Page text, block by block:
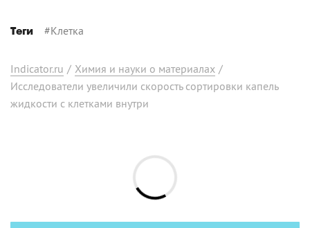
Теги #Клетка
Indicator.ru / Химия и науки о материалах /
Исследователи увеличили скорость сортировки капель
жидкости с клетками внутри